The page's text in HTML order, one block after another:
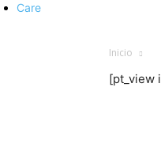
Care
Inicio
[pt_view